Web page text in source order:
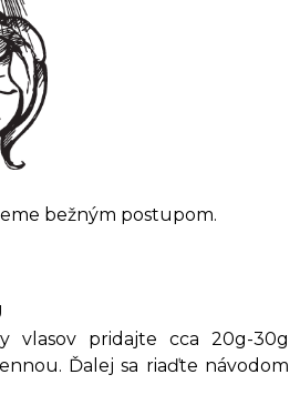
bežným postupom.
vlasov pridajte cca 20g-30g
Ďalej sa riaďte návodom